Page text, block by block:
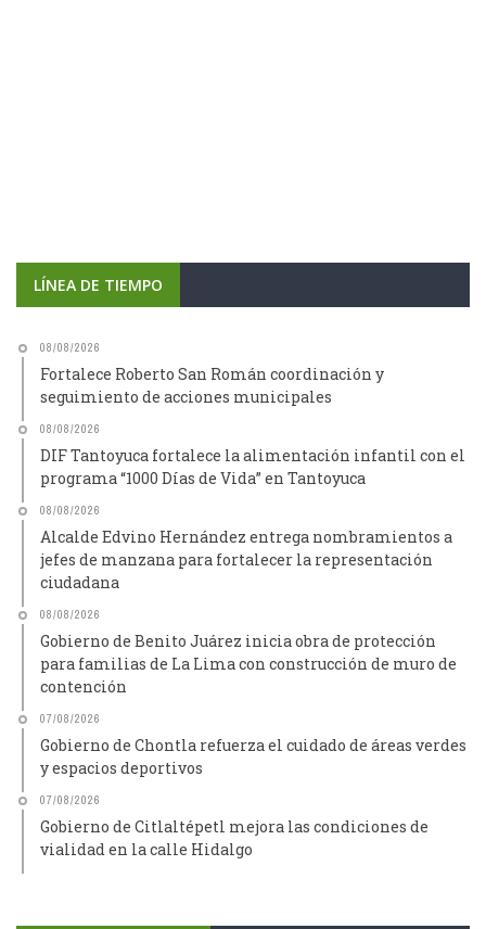
LÍNEA DE TIEMPO
08/08/2026
Fortalece Roberto San Román coordinación y
seguimiento de acciones municipales
08/08/2026
DIF Tantoyuca fortalece la alimentación infantil con el
programa “1000 Días de Vida” en Tantoyuca
08/08/2026
Alcalde Edvino Hernández entrega nombramientos a
jefes de manzana para fortalecer la representación
ciudadana
08/08/2026
Gobierno de Benito Juárez inicia obra de protección
para familias de La Lima con construcción de muro de
contención
07/08/2026
Gobierno de Chontla refuerza el cuidado de áreas verdes
y espacios deportivos
07/08/2026
Gobierno de Citlaltépetl mejora las condiciones de
vialidad en la calle Hidalgo